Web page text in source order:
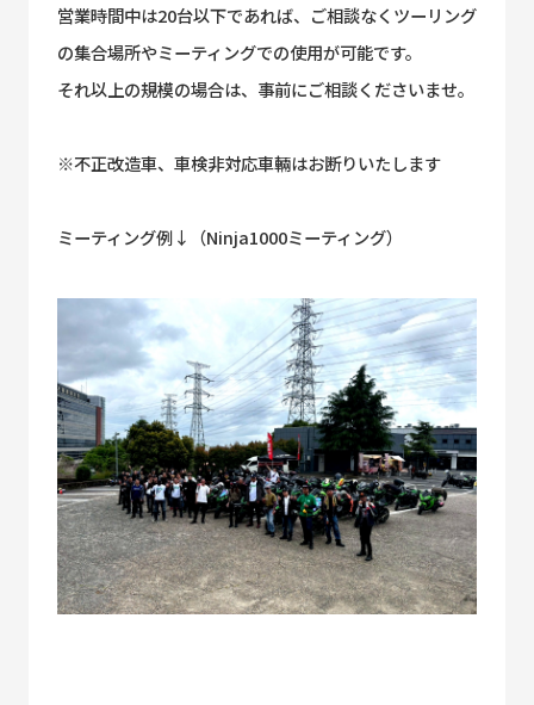
営業時間中は20台以下であれば、ご相談なくツーリング
の集合場所やミーティングでの使用が可能です。
それ以上の規模の場合は、事前にご相談くださいませ。
※不正改造車、車検非対応車輛はお断りいたします
ミーティング例↓（Ninja1000ミーティング）